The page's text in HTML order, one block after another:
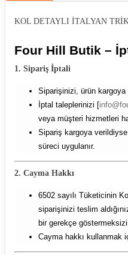
KOL DETAYLI İTALYAN
Four Hill Butik –
1. Sipariş İptali
Siparişinizi, ürün
İptal taleplerinizi [
veya müşteri hizmetleri
Sipariş kargoya
süreci uygulanır.
2. Cayma Hakkı
6502 sayılı Tüketicinin
siparişinizi teslim
bir gerekçe
Cayma hakkı kullanmak